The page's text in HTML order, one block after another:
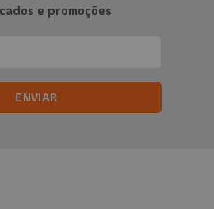
e promoções